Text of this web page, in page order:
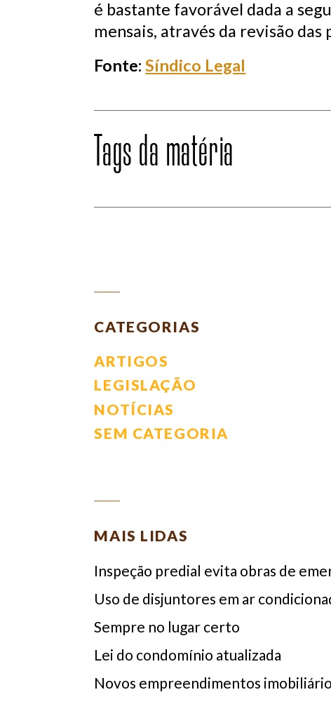
é bastante favorável dada a
mensais, através da revisão das
Fonte:Síndico Legal
Tags da matéria
Leia
mais
notícias
CATEGORIAS
ARTIGOS
LEGISLAÇÃO
NOTÍCIAS
SEM CATEGORIA
MAIS LIDAS
Inspeção predial evita obras de
Uso de disjuntores em ar
Sempre no lugar certo
Lei do condomínio atualizada
Novos empreendimentos